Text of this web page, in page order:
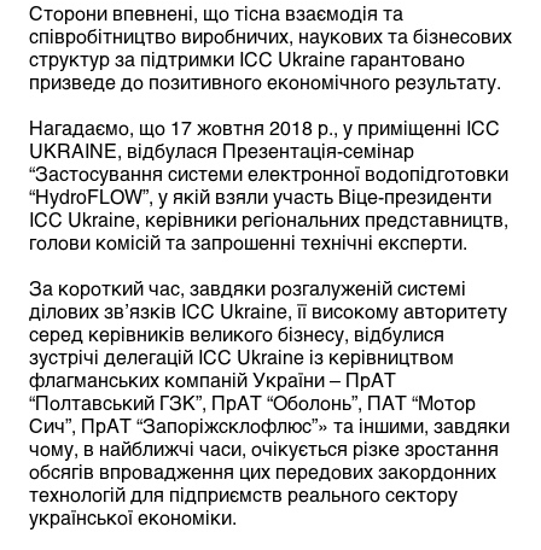
Сторони впевнені, що тісна взаємодія та
співробітництво виробничих, наукових та бізнесових
структур за підтримки ICC Ukraine гарантовано
призведе до позитивного економічного результату.
Нагадаємо, що 17 жовтня 2018 р., у приміщенні ICC
UKRAINE, відбулася Презентація-семінар
“Застосування системи електронної водопідготовки
“HydroFLOW”, у якій взяли участь Віце-президенти
ICC Ukraine, керівники регіональних представництв,
голови комісій та запрошенні технічні експерти.
За короткий час, завдяки розгалуженій системі
ділових зв’язків ICC Ukraine, її високому авторитету
серед керівників великого бізнесу, відбулися
зустрічі делегацій ICC Ukraine із керівництвом
флагманських компаній України – ПрАТ
“Полтавський ГЗК”, ПрАТ “Оболонь”, ПАТ “Мотор
Сич”, ПрАТ “Запоріжсклофлюс”» та іншими, завдяки
чому, в найближчі часи, очікується різке зростання
обсягів впровадження цих передових закордонних
технологій для підприємств реального сектору
української економіки.